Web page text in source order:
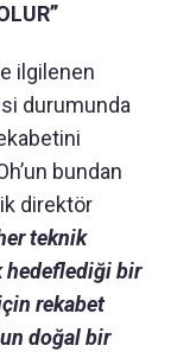
ilgilenen
durumunda
bundan
direktör
teknik
hedeflediği bir
rekabet
doğal bir